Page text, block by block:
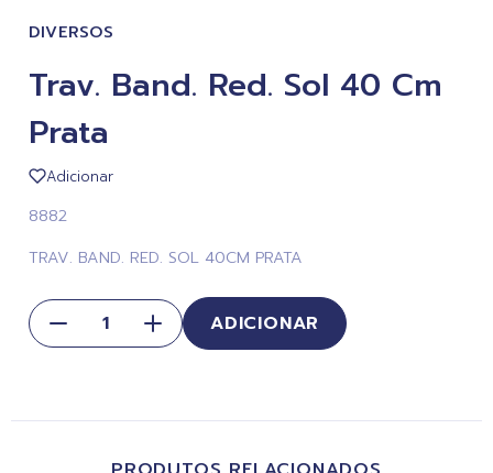
DIVERSOS
Trav. Band. Red. Sol 40 Cm
Prata
Adicionar
8882
TRAV. BAND. RED. SOL 40CM PRATA
ADICIONAR